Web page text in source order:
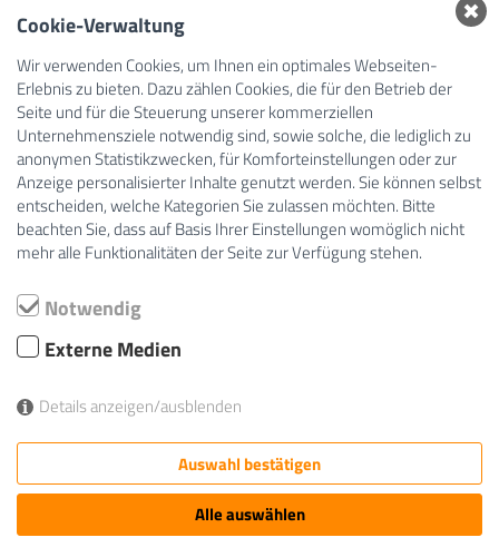
Social Links
Facebook
Links
wir bieten
über uns
Kontakt
:::::tra::i::n, traumapädagogisches institut
norddeutschland, All Rights Reserved
Impressum
Cookie Einstellungen
Cookie-Verwaltung
Wir verwenden Cookies, um Ihnen ein optimales Webseiten-
Erlebnis zu bieten. Dazu zählen Cookies, die für den Betrieb der
Seite und für die Steuerung unserer kommerziellen
Unternehmensziele notwendig sind, sowie solche, die lediglich zu
anonymen Statistikzwecken, für Komforteinstellungen oder zur
Anzeige personalisierter Inhalte genutzt werden. Sie können selbst
entscheiden, welche Kategorien Sie zulassen möchten. Bitte
beachten Sie, dass auf Basis Ihrer Einstellungen womöglich nicht
mehr alle Funktionalitäten der Seite zur Verfügung stehen.
Notwendig
Externe Medien
Details anzeigen/ausblenden
Auswahl bestätigen
Alle auswählen